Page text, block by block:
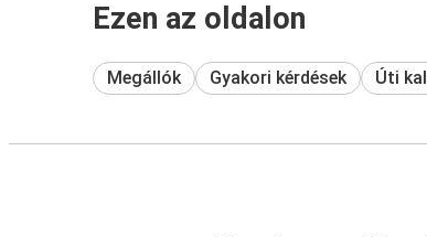
Ezen az oldalon
Megállók Gyakori kérdések Úti